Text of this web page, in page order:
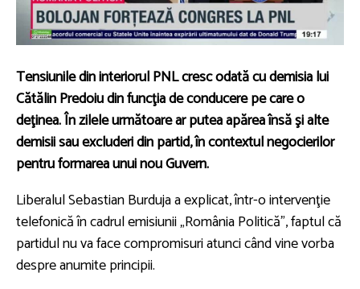
Tensiunile din interiorul PNL cresc odată cu demisia lui
Cătălin Predoiu din funcţia de conducere pe care o
deţinea. În zilele următoare ar putea apărea însă şi alte
demisii sau excluderi din partid, în contextul negocierilor
pentru formarea unui nou Guvern.
Liberalul Sebastian Burduja a explicat, într-o intervenţie
telefonică în cadrul emisiunii „România Politică”, faptul că
partidul nu va face compromisuri atunci când vine vorba
despre anumite principii.